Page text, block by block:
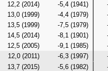
12,2 (2014) -5,4 (1941)
13,0 (1999) -4,4 (1979)
13,5 (1999) -7,5 (1979)
14,5 (2014) -8,1 (1901)
12,5 (2005) -9,1 (1985)
12,0 (2011) -6,3 (1997)
13,7 (2015) -5,6 (1982)